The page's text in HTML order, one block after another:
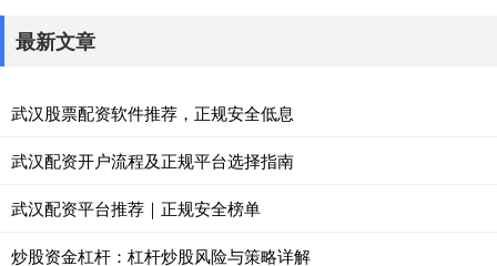
最新文章
武汉股票配资软件推荐，正规安全低息
武汉配资开户流程及正规平台选择指南
武汉配资平台推荐｜正规安全榜单
炒股资金杠杆：杠杆炒股风险与策略详解